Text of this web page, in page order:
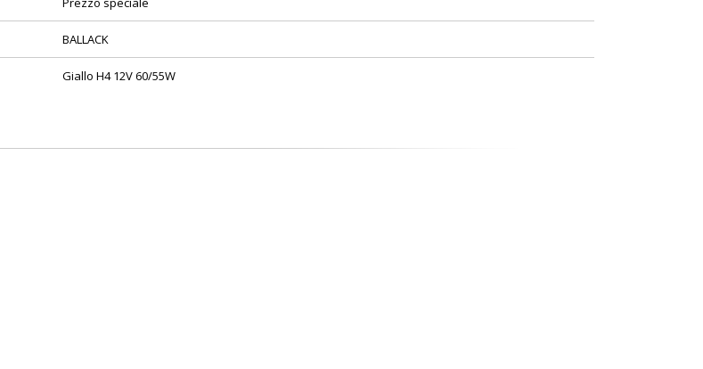
BALLACK
Giallo H4 12V 60/55W